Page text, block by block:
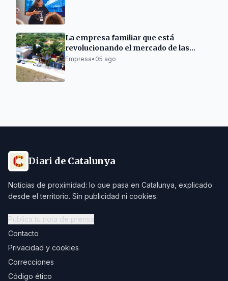
La empresa familiar que está
revolucionando el mercado de las
casas de madera.
Empresa• 05 ago
Diari de Catalunya
Noticias de proximidad: lo que pasa en Catalunya, explicado
desde el territorio. Sin publicidad ni cookies.
Publica tu nota de prensa
Contacto
Privacidad y cookies
Correcciones
Código ético